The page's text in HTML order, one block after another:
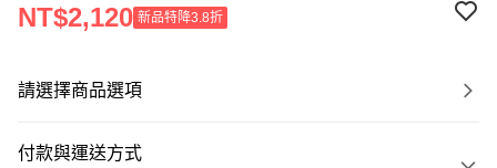
NT$2,120 新品特降3.8折
請選擇商品選項
付款與運送方式